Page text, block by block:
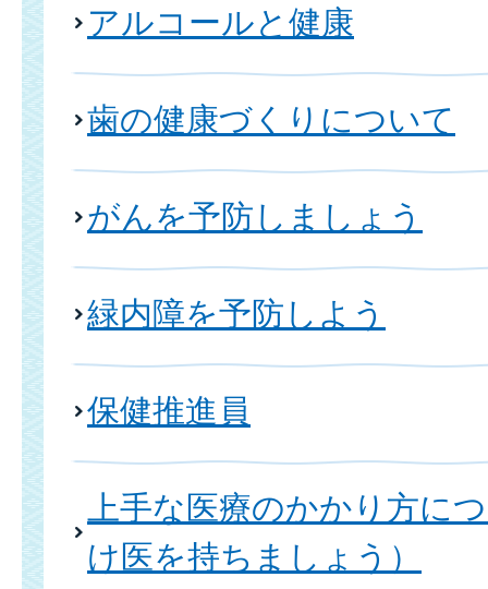
アルコールと健康
歯の健康づくりについて
がんを予防しましょう
緑内障を予防しよう
保健推進員
上手な医療のかかり方に
け医を持ちましょう）